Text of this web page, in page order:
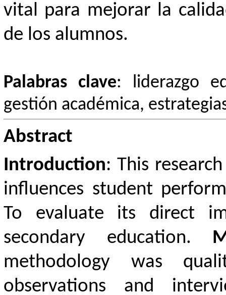
vital para mejorar la
de los alumnos.
Palabras clave: liderazgo
gestión académica,
Abstract
Introduction: This
influences student
To evaluate its direct
secondary education.
methodology was
observations and